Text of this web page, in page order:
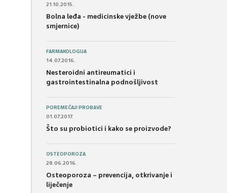
21.10.2015.
Bolna leđa - medicinske vježbe (nove
smjernice)
FARMAKOLOGIJA
14.07.2016.
Nesteroidni antireumatici i
gastrointestinalna podnošljivost
POREMEĆAJI PROBAVE
01.07.2017.
Što su probiotici i kako se proizvode?
OSTEOPOROZA
28.06.2016.
Osteoporoza – prevencija, otkrivanje i
liječenje